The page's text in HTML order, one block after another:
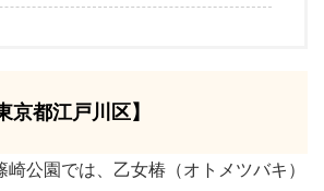
京都江戸川区】
公園では、乙女椿（オトメツバキ）